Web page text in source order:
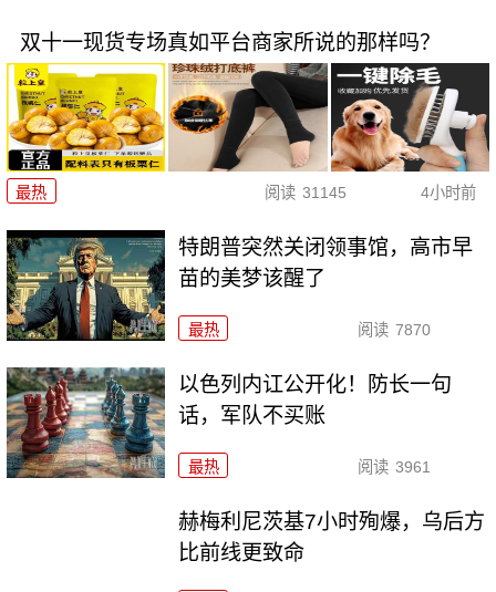
双十一现货专场真如平台商家所说的那样吗？
最热 阅读 31145 4小时前
特朗普突然关闭领事馆，高市早
苗的美梦该醒了
最热 阅读 7870
以色列内讧公开化！防长一句
话，军队不买账
最热 阅读 3961
赫梅利尼茨基7小时殉爆，乌后方
比前线更致命